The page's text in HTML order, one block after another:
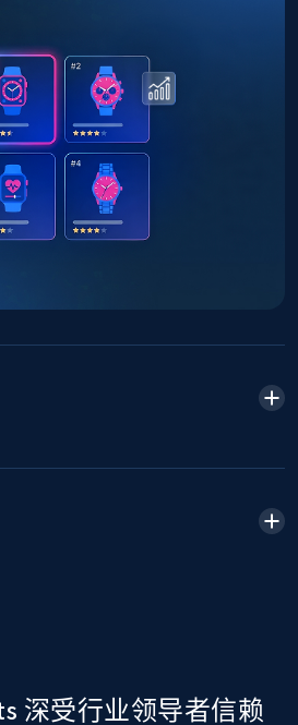
Description, Currency, Initial
percent, and more.
立即开始
percent, and more.
name, Description, Detailed
Return policy, and more.
深受行业领导者信赖